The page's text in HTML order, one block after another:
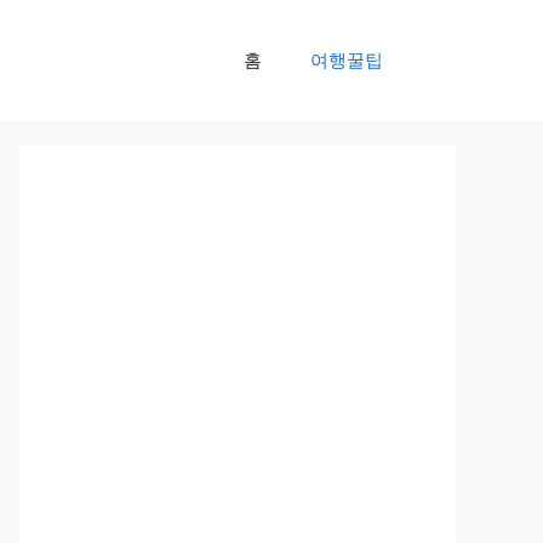
홈 여행꿀팁